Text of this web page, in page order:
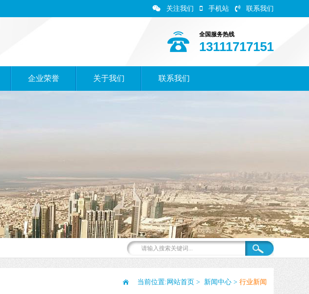
关注我们 手机站 联系我们
全国服务热线
13111717151
企业荣誉 关于我们 联系我们
当前位置: 网站首页 > 新闻中心 > 行业新闻